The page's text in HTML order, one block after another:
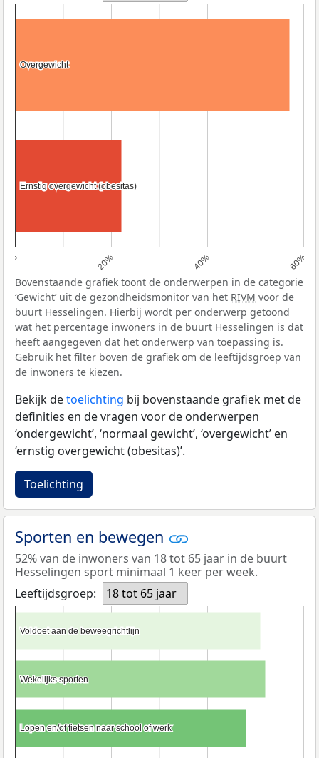
0% 20% 40% 60%
Overgewicht
Overgewicht
Ernstig overgewicht (obesitas)
Ernstig overgewicht (obesitas)
Bovenstaande grafiek toont de onderwerpen in de categorie
‘Gewicht’ uit de gezondheidsmonitor van het RIVM voor de
buurt Hesselingen. Hierbij wordt per onderwerp getoond
wat het percentage inwoners in de buurt Hesselingen is dat
heeft aangegeven dat het onderwerp van toepassing is.
Gebruik het filter boven de grafiek om de leeftijdsgroep van
de inwoners te kiezen.
Bekijk detoelichting bij bovenstaande grafiek met de
definities en de vragen voor de onderwerpen
‘ondergewicht’, ‘normaal gewicht’, ‘overgewicht’ en
‘ernstig overgewicht (obesitas)’.
Toelichting
Sporten en bewegen
52% van de inwoners van 18 tot 65 jaar in de buurt
Hesselingen sport minimaal 1 keer per week.
Leeftijdsgroep:
18 tot 65 jaar
Voldoet aan de beweegrichtlijn
Voldoet aan de beweegrichtlijn
Wekelijks sporten
Wekelijks sporten
Lopen en/of fietsen naar school of werk
Lopen en/of fietsen naar school of werk